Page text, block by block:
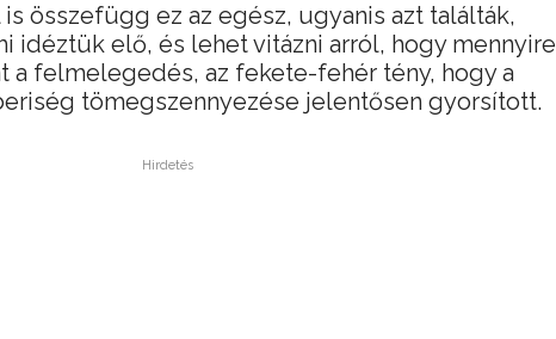
összefügg ez az egész, ugyanis azt találták,
idéztük elő, és lehet vitázni arról, hogy mennyire
a felmelegedés, az fekete-fehér tény, hogy a
tömegszennyezése jelentősen gyorsított.
Hirdetés